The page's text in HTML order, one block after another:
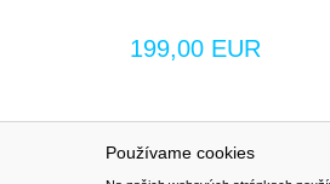
Používame cookies
199,00 EUR